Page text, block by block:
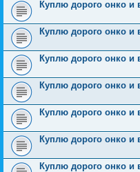
Куплю дорого онко и
Куплю дорого онко и
Куплю дорого онко и
Куплю дорого онко и
Куплю дорого онко и
Куплю дорого онко и
Куплю дорого онко и